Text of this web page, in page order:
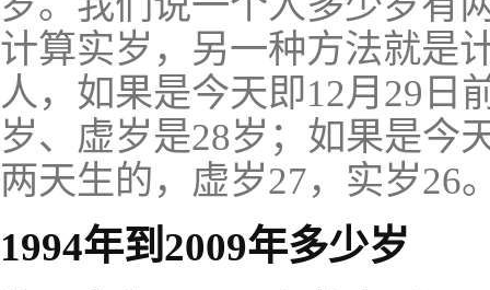
计算实岁，另一种方法就是
人，如果是今天即12月29日
岁、虚岁是28岁；如果是今
两天生的，虚岁27，实岁26
1994年到2009年多少岁